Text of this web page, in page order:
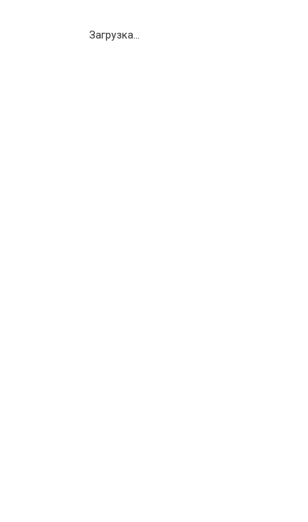
Загрузка...